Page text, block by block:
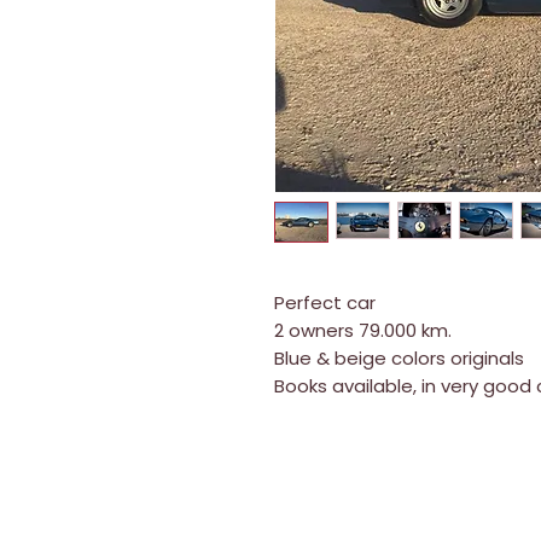
Perfect car
2 owners 79.000 km.
Blue & beige colors originals
Books available, in very